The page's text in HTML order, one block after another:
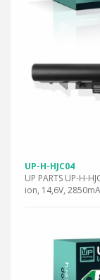
UP-H-HJC04
UP PARTS UP-H-
ion, 14,6V,